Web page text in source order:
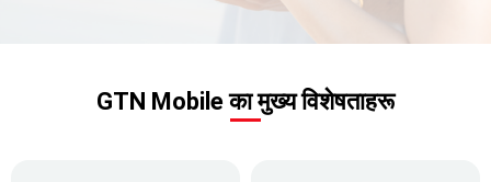
GTN Mobile का मुख्य विशेषताहरू